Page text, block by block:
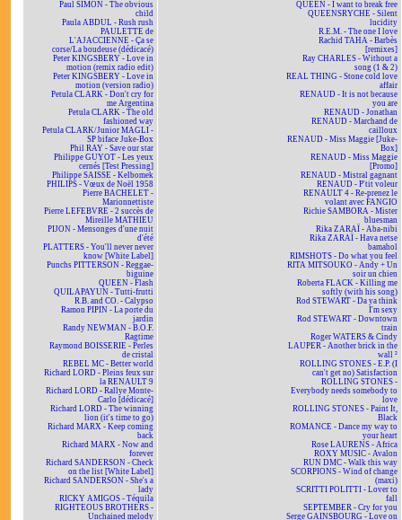
Paul SIMON - The obvious
child
Paula ABDUL - Rush rush
PAULETTE de
L'AJACCIENNE - Ça se
corse/La boudeuse (dédicacé)
Peter KINGSBERY - Love in
motion (remix radio edit)
Peter KINGSBERY - Love in
motion (version radio)
Petula CLARK - Don't cry for
me Argentina
Petula CLARK - The old
fashioned way
Petula CLARK/Junior MAGLI -
SP biface Juke-Box
Phil RAY - Save our star
Philippe GUYOT - Les yeux
cernés [Test Pressing]
Philippe SAISSE - Kelbomek
PHILIPS - Vœux de Noël 1958
Pierre BACHELET -
Marionnettiste
Pierre LEFEBVRE - 2 succès de
Mireille MATHIEU
PIJON - Mensonges d'une nuit
d'été
PLATTERS - You'll never never
know [White Label]
Punchs PITTERSON - Reggae-
biguine
QUEEN - Flash
QUILAPAYUN - Tutti-frutti
R.B. and CO. - Calypso
Ramon PIPIN - La porte du
jardin
Randy NEWMAN - B.O.F.
Ragtime
Raymond BOISSERIE - Perles
de cristal
REBEL MC - Better world
Richard LORD - Pleins feux sur
la RENAULT 9
Richard LORD - Rallye Monte-
Carlo [dédicacé]
Richard LORD - The winning
lion (it's time to go)
Richard MARX - Keep coming
back
Richard MARX - Now and
forever
Richard SANDERSON - Check
on the list [White Label]
Richard SANDERSON - She's a
lady
RICKY AMIGOS - Téquila
RIGHTEOUS BROTHERS -
Unchained melody
QUEEN - I want to break free
QUEENSRYCHE - Silent
lucidity
R.E.M. - The one I love
Rachid TAHA - Barbès
[remixes]
Ray CHARLES - Without a
song (1 & 2)
REAL THING - Stone cold love
affair
RENAUD - It is not because
you are
RENAUD - Jonathan
RENAUD - Marchand de
cailloux
RENAUD - Miss Maggie [Juke-
Box]
RENAUD - Miss Maggie
[Promo]
RENAUD - Mistral gagnant
RENAUD - P'tit voleur
RENAULT 4 - Re-prenez le
volant avec FANGIO
Richie SAMBORA - Mister
bluesman
Rika ZARAÏ - Aba-nibi
Rika ZARAÏ - Hava netse
bamahol
RIMSHOTS - Do what you feel
RITA MITSOUKO - Andy + Un
soir un chien
Roberta FLACK - Killing me
softly (with his song)
Rod STEWART - Da ya think
I'm sexy
Rod STEWART - Downtown
train
Roger WATERS & Cindy
LAUPER - Another brick in the
wall ²
ROLLING STONES - E.P. (I
can't get no) Satisfaction
ROLLING STONES -
Everybody needs somebody to
love
ROLLING STONES - Paint It,
Black
ROMANCE - Dance my way to
your heart
Rose LAURENS - Africa
ROXY MUSIC - Avalon
RUN DMC - Walk this way
SCORPIONS - Wind of change
(maxi)
SCRITTI POLITTI - Lover to
fall
SEPTEMBER - Cry for you
Serge GAINSBOURG - Love on